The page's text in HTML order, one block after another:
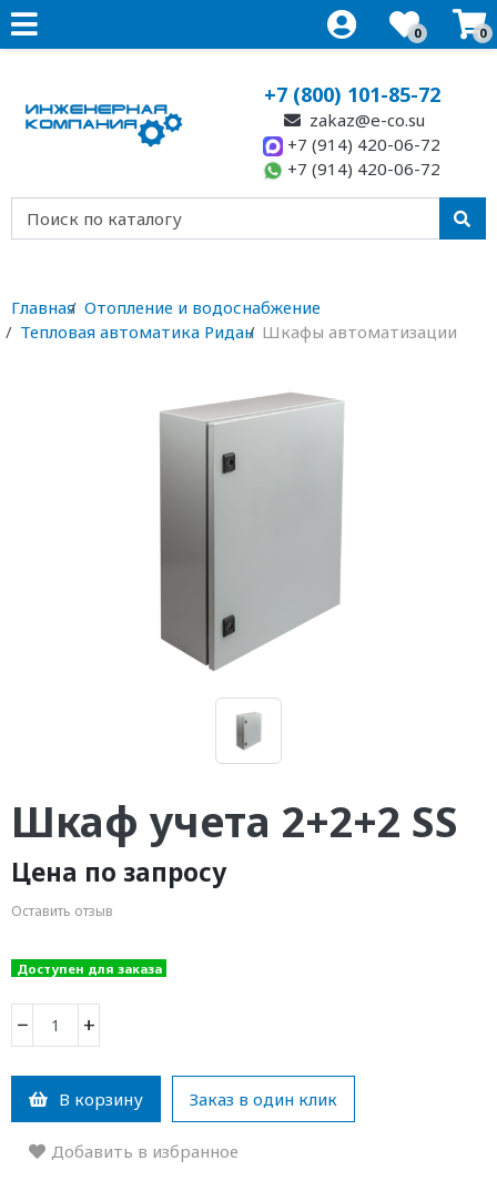
0 0
+7 (800) 101-85-72
zakaz@e-co.su
+7 (914) 420-06-72
+7 (914) 420-06-72
Главная Отопление и водоснабжение
Тепловая автоматика Ридан Шкафы автоматизации
Шкаф учета 2+2+2 SS
Цена по запросу
Оставить отзыв
Доступен для заказа
− +
В корзину Заказ в один клик
Добавить в избранное